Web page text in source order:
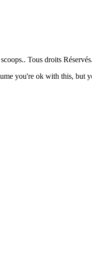
Tous droits Réservés.
you're ok with this, but